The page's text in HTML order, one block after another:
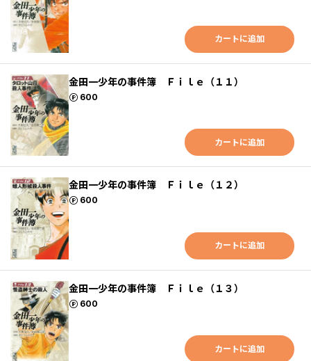
カートに追加
金田一少年の事件簿 Ｆｉｌｅ（１１）
600
ポイント
カートに追加
金田一少年の事件簿 Ｆｉｌｅ（１２）
600
ポイント
カートに追加
金田一少年の事件簿 Ｆｉｌｅ（１３）
600
ポイント
カートに追加